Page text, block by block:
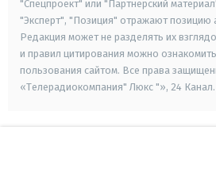
"Спецпроект" или "Партнерский
"Эксперт", "Позиция" отражают позицию
Редакция может не разделять их
и правил цитирования можно
пользования сайтом. Все права
«Телерадиокомпания" Люкс "», 24 Канал.